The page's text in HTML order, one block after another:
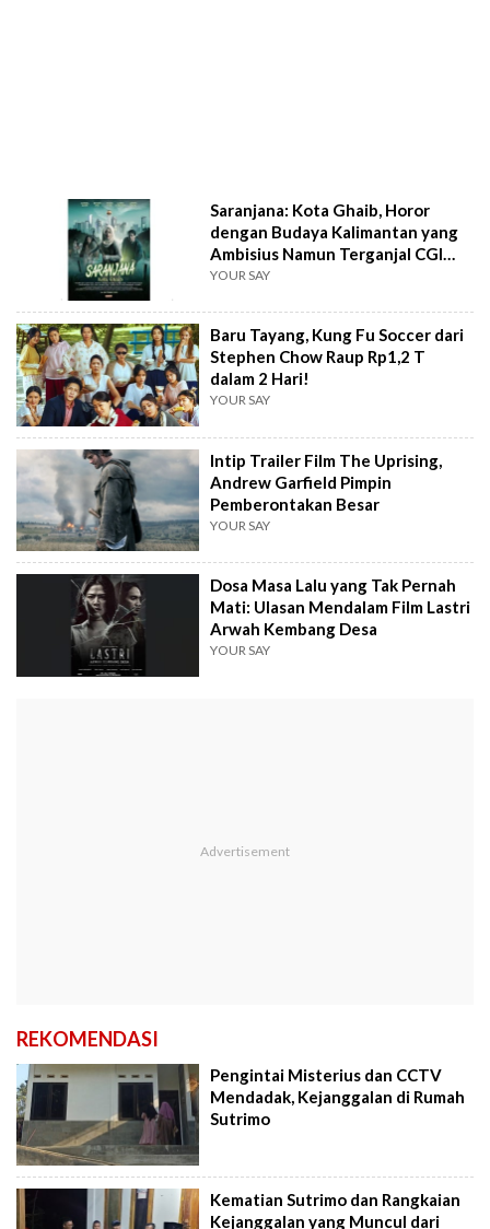
Saranjana: Kota Ghaib, Horor
dengan Budaya Kalimantan yang
Ambisius Namun Terganjal CGI
Kasar?
YOUR SAY
Baru Tayang, Kung Fu Soccer dari
Stephen Chow Raup Rp1,2 T
dalam 2 Hari!
YOUR SAY
Intip Trailer Film The Uprising,
Andrew Garfield Pimpin
Pemberontakan Besar
YOUR SAY
Dosa Masa Lalu yang Tak Pernah
Mati: Ulasan Mendalam Film Lastri
Arwah Kembang Desa
YOUR SAY
REKOMENDASI
Pengintai Misterius dan CCTV
Mendadak, Kejanggalan di Rumah
Sutrimo
Kematian Sutrimo dan Rangkaian
Kejanggalan yang Muncul dari